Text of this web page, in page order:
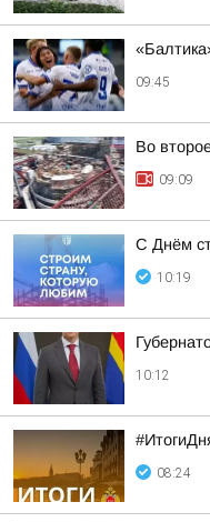
09:45
Во
09:09
С Днём
10:19
10:12
08:24